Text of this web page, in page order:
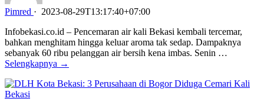
Pimred · 2023-08-29T13:17:40+07:00
Infobekasi.co.id – Pencemaran air kali Bekasi kembali tercemar,
bahkan menghitam hingga keluar aroma tak sedap. Dampaknya
sebanyak 60 ribu pelanggan air bersih kena imbas. Senin …
Selengkapnya →